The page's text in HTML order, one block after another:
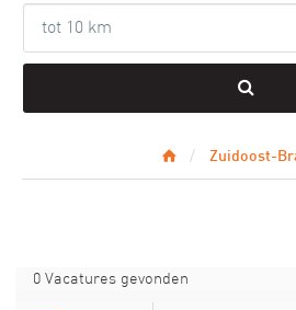
Zuidoost-
0 Vacatures gevonden